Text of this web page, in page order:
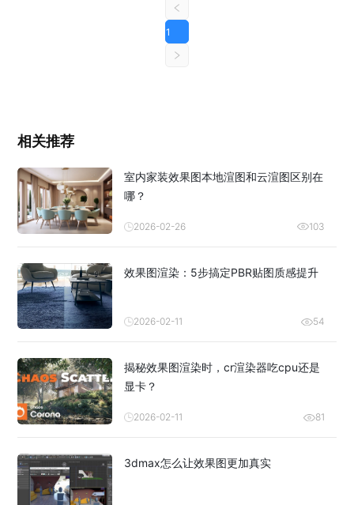
1
相关推荐
室内家装效果图本地渲图和云渲图区别在
哪？
2026-02-26 103
效果图渲染：5步搞定PBR贴图质感提升
2026-02-11 54
揭秘效果图渲染时，cr渲染器吃cpu还是
显卡？
2026-02-11 81
3dmax怎么让效果图更加真实